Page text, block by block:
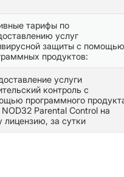
тарифы по
услуг
защиты с помощью
продуктов:
услуги
контроль с
программного
NOD32 Parental Control на
лицензию, за сутки